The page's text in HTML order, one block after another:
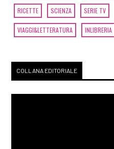
RICETTE SCIENZA SERIE TV
VIAGGI&LETTERATURA INLIBRERIA
COLLANA EDITORIALE